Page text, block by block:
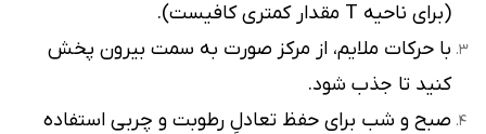
(برای ناحیه T مقدار کمتری کافیست).
با حرکات ملایم، از مرکز صورت به سمت بیرون پخش
کنید تا جذب شود.
صبح و شب برای حفظ تعادلِ رطوبت و چربی استفاده